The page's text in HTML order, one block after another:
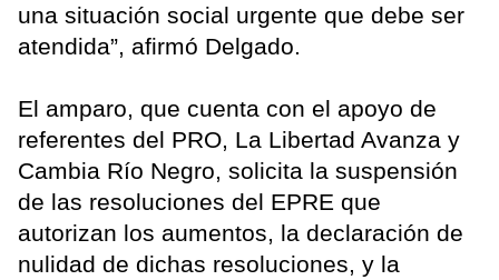
una situación social urgente que debe ser
atendida”, afirmó Delgado.
El amparo, que cuenta con el apoyo de
referentes del PRO, La Libertad Avanza y
Cambia Río Negro, solicita la suspensión
de las resoluciones del EPRE que
autorizan los aumentos, la declaración de
nulidad de dichas resoluciones, y la